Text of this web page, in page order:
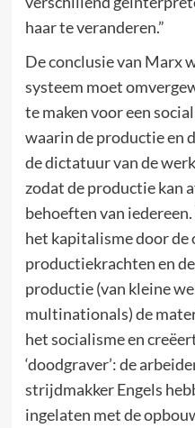
haar te veranderen.”
De conclusie van Marx
systeem moet
te maken voor een
waarin de productie en
de dictatuur van de
zodat de productie kan
behoeften van
het kapitalisme door de
productiekrachten en
productie (van kleine
multinationals) de
het socialisme en
‘doodgraver’: de
strijdmakker Engels
ingelaten met de